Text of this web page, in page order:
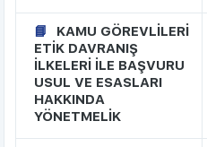
KAMU GÖREVLİLERİ
ETİK DAVRANIŞ
İLKELERİ İLE BAŞVURU
USUL VE ESASLARI
HAKKINDA
YÖNETMELİK